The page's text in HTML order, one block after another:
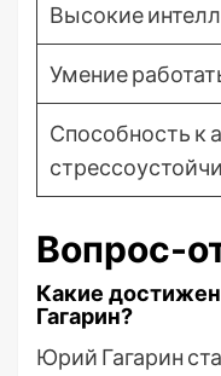
Высокие
Умение
Способность к
Вопрос-
Какие
Гагарин?
Юрий Гагарин